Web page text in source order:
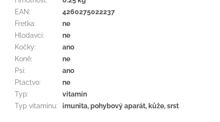
EAN:
4260275022237
Fretka:
ne
Hlodavci:
ne
Kočky:
ano
Koně:
ne
Psi:
ano
Ptactvo:
ne
Typ:
vitamín
Typ vitamínu: imunita, pohybový aparát, kůže, srst